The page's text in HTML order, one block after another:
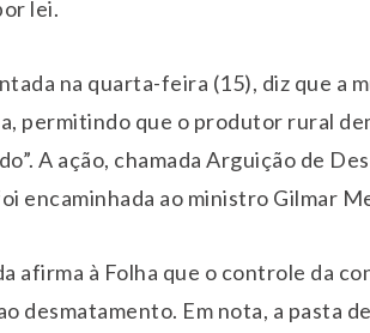
lei.
na quarta-feira (15), diz que a
permitindo que o produtor rural
A ação, chamada Arguição de
encaminhada ao ministro Gilmar
afirma à Folha que o controle da
desmatamento. Em nota, a pasta